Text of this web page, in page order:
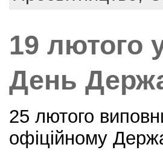
k
19 лютого
День
25 лютого
офіційному